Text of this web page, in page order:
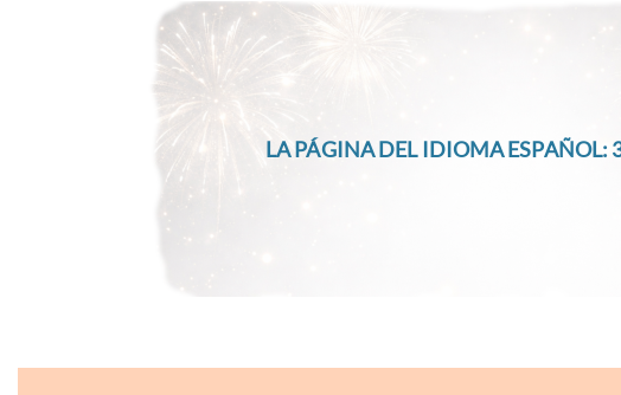
LA PÁGINA DEL IDIOMA ESPAÑOL: